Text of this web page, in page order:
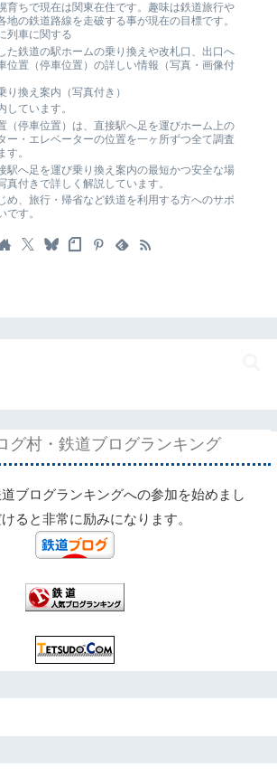
育ちで現在は関東在住です。趣味は鉄道旅行や
地の鉄道路線を走破する事が現在の目標です。
列車に関する
た鉄道の駅ホームの乗り換えや改札口、出口へ
位置（停車位置）の詳しい情報（写真・画像付
り換え案内（写真付き）
しています。
（停車位置）は、直接駅へ足を運びホーム上の
ー・エレベーターの位置を一ヶ所ずつ全て調査
す。
駅へ足を運び乗り換え案内の最短かつ安全な場
真付きで詳しく解説しています。
め、旅行・帰省など鉄道を利用する方へのサポ
です。
グ村・鉄道ブログランキング
ブログランキングへの参加を始めまし
ると非常に励みになります。